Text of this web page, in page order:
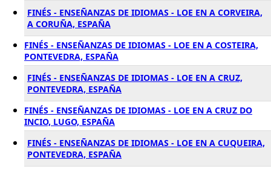
FINÉS - ENSEÑANZAS DE IDIOMAS - LOE EN A CORVEIRA,
A CORUÑA, ESPAÑA
FINÉS - ENSEÑANZAS DE IDIOMAS - LOE EN A COSTEIRA,
PONTEVEDRA, ESPAÑA
FINÉS - ENSEÑANZAS DE IDIOMAS - LOE EN A CRUZ,
PONTEVEDRA, ESPAÑA
FINÉS - ENSEÑANZAS DE IDIOMAS - LOE EN A CRUZ DO
INCIO, LUGO, ESPAÑA
FINÉS - ENSEÑANZAS DE IDIOMAS - LOE EN A CUQUEIRA,
PONTEVEDRA, ESPAÑA